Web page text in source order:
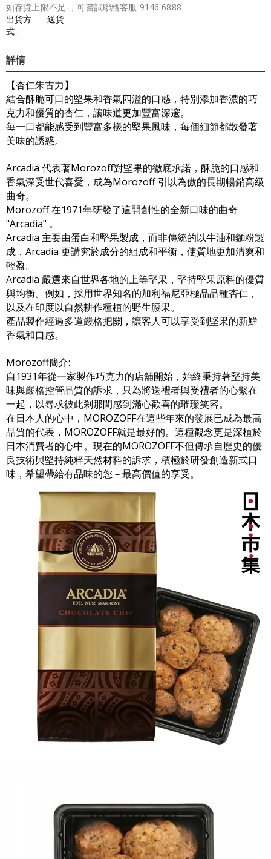
如存貨上限不足 ，可嘗試聯絡客服 9146 6888
出貨方
式 :
送貨
詳情
【杏仁朱古力】
結合酥脆可口的堅果和香氣四溢的口感，特別添加香濃的巧
克力和優質的杏仁，讓味道更加豐富深邃。
每一口都能感受到豐富多樣的堅果風味，每個細節都散發著
美味的誘惑。
Arcadia 代表著Morozoff對堅果的徹底承諾，酥脆的口感和
香氣深受世代喜愛，成為Morozoff 引以為傲的長期暢銷高級
曲奇。
Morozoff 在1971年研發了這開創性的全新口味的曲奇
"Arcadia" 。
Arcadia 主要由蛋白和堅果製成，而非傳統的以牛油和麵粉製
成，Arcadia 更講究於成分的組成和平衡，使質地更加清爽和
輕盈。
Arcadia 嚴選來自世界各地的上等堅果，堅持堅果原料的優質
與均衡。例如，採用世界知名的加利福尼亞極品品種杏仁，
以及在印度以自然耕作種植的野生腰果。
產品製作經過多道嚴格把關，讓客人可以享受到堅果的新鮮
香氣和口感。
Morozoff簡介:
自1931年從一家製作巧克力的店舖開始，始終秉持著堅持美
味與嚴格控管品質的訴求，只為將送禮者與受禮者的心繫在
一起，以尋求彼此剎那間感到滿心歡喜的璀璨笑容。
在日本人的心中，MOROZOFF在這些年來的發展已成為最高
品質的代表，MOROZOFF就是最好的。這種觀念更是深植於
日本消費者的心中。現在的MOROZOFF不但傳承自歷史的優
良技術與堅持純粹天然材料的訴求，積極於研發創造新式口
味，希望帶給有品味的您－最高價值的享受。